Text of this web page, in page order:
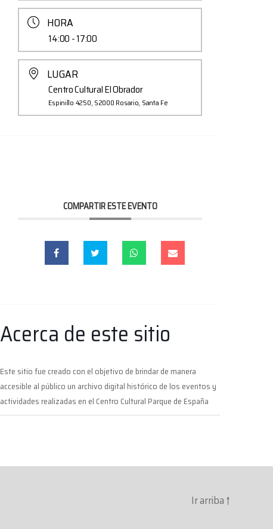
HORA
14:00 - 17:00
LUGAR
Centro Cultural El Obrador
Espinillo 4250, S2000 Rosario, Santa Fe
COMPARTIR ESTE EVENTO
Acerca de este sitio
Este sitio fue creado con el objetivo de brindar de manera
accesible al público un archivo digital histórico de los eventos y
actividades realizadas en el Centro Cultural Parque de España
Ir arriba↑